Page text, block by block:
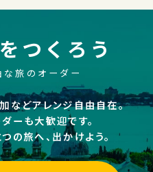
つくろう
な旅のオーダー
などアレンジ自由自在。
ーも大歓迎です。
の旅へ、出かけよう。